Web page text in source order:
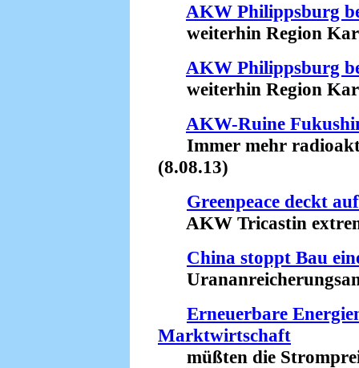
AKW Philippsburg
weiterhin Region
AKW Philippsburg
weiterhin Region
AKW-Ruine
Immer mehr
(8.08.13)
Greenpeace deckt
AKW Tricastin
China stoppt Bau
Erneuerbare
Marktwirtschaft
müßten die